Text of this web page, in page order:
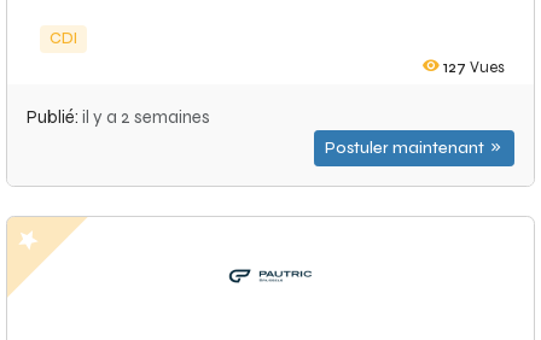
CDI
127 Vues
Publié: il y a 2 semaines
Postuler maintenant